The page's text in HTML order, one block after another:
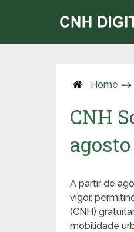
Home
CNH
agosto
A partir de
vigor,
(CNH)
mobilidade